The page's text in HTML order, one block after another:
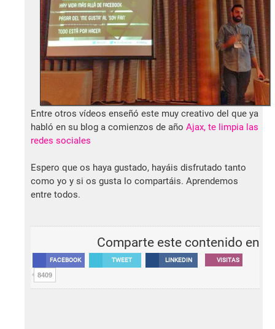
Entre otros vídeos enseñó este muy creativo del que ya
habló en su blog a comienzos de año Ajax, te limpia las
redes sociales
Espero que os haya gustado, hayáis disfrutado tanto
como yo y si os gusta lo compartáis. Aprendemos
entre todos.
Comparte este contenido en
FACEBOOK TWEET LINKEDIN VISITAS
8409